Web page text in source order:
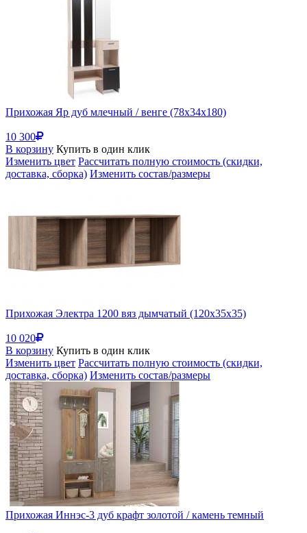
Прихожая Яр дуб млечный / венге (78x34x180)
10 300
В корзину Купить в один клик
Изменить цвет Рассчитать полную стоимость (скидки,
доставка, сборка) Изменить состав/размеры
Прихожая Электра 1200 вяз дымчатый (120x35x35)
10 020
В корзину Купить в один клик
Изменить цвет Рассчитать полную стоимость (скидки,
доставка, сборка) Изменить состав/размеры
Прихожая Иннэс-3 дуб крафт золотой / камень темный